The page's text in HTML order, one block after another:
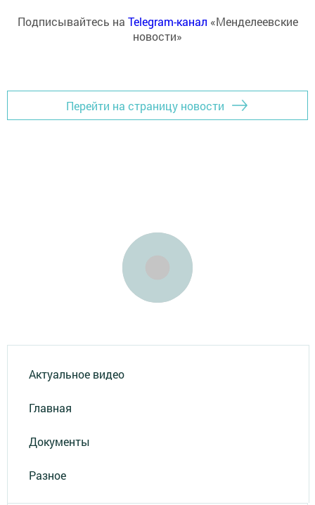
Подписывайтесь на Telegram-канал «Менделеевские
новости»
Перейти на страницу новости
Актуальное видео
Главная
Документы
Разное